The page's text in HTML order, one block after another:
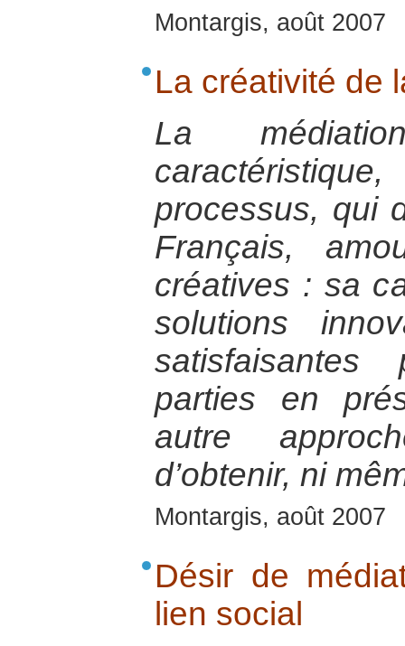
Montargis, août 2007
La créativité de
La
processus, qui
Français,
créatives : sa
solutions
parties en
autre
d’obtenir, ni
Montargis, août 2007
Désir de
lien social